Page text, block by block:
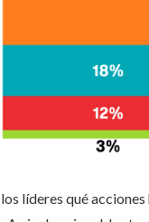
líderes qué